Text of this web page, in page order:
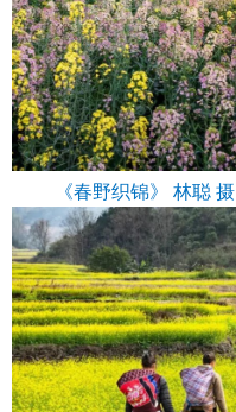
《春野织锦》 林聪 摄